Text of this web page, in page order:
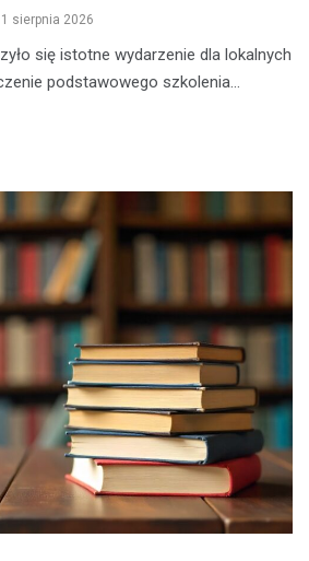
1 sierpnia 2026
się istotne wydarzenie dla lokalnych
podstawowego szkolenia…